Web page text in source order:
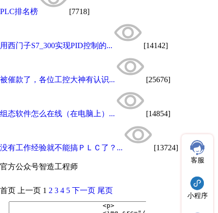
PLC排名榜 [7718]
用西门子S7_300实现PID控制的... [14142]
被催款了，各位工控大神有认识... [25676]
组态软件怎么在线（在电脑上）... [14854]
没有工作经验就不能搞ＰＬＣ了？... [13724]
官方公众号智造工程师
客服
小程序
首页 上一页 1 2 3 4 5 下一页 尾页